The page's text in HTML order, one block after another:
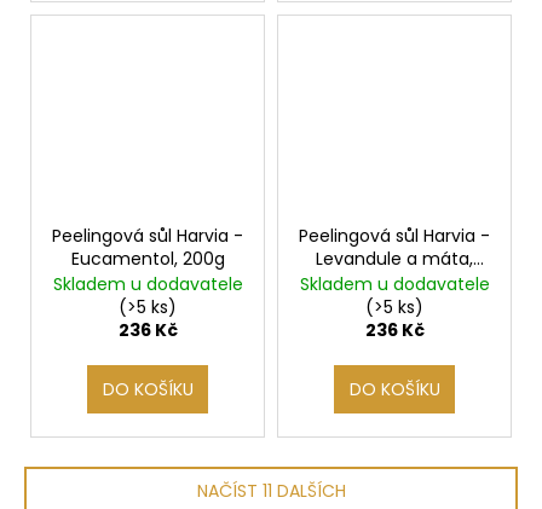
Peelingová sůl Harvia -
Eucamentol, 200g
Skladem u dodavatele
(>5 ks)
236 Kč
DO KOŠÍKU
Peelingová sůl Harvia -
Levandule a máta,
200g
Skladem u dodavatele
(>5 ks)
236 Kč
DO KOŠÍKU
NAČÍST 11 DALŠÍCH